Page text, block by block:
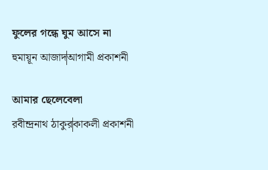
ফুলের গন্ধে ঘুম আসে না
হুমায়ূন আজাদআগামী প্রকাশনী
আমার ছেলেবেলা
রবীন্দ্রনাথ ঠাকুরকাকলী প্রকাশনী